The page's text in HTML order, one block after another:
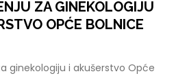
ZA GINEKOLOGIJU
OPĆE BOLNICE
ginekologiju i akušerstvo Opće